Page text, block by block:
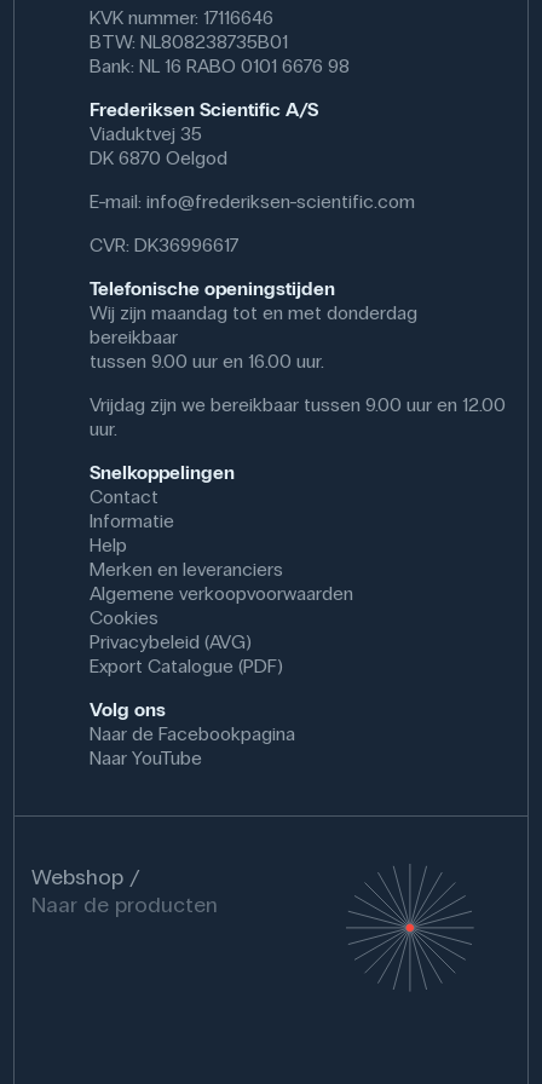
krimpt als hij wordt gewassen. Dit maakt de labjas zowel
praktisch als duurzaam voor dagelijks gebruik in
verschillende professionele omgevingen.
Specificaties
Kleur: Wit
Materiaal: Katoen
KVK nummer: 17116646
BTW: NL808238735B01
Bank: NL 16 RABO 0101 6676 98
Frederiksen Scientific A/S
Viaduktvej 35
DK 6870 Oelgod
E-mail:info@frederiksen-scientific.com
CVR: DK36996617
Telefonische openingstijden
Wij zijn maandag tot en met donderdag
bereikbaar
tussen 9.00 uur en 16.00 uur.
Vrijdag zijn we bereikbaar tussen 9.00 uur en 12.00
uur.
Snelkoppelingen
Contact
Informatie
Help
Merken en leveranciers
Algemene verkoopvoorwaarden
Cookies
Privacybeleid (AVG)
Export Catalogue (PDF)
Volg ons
Naar de Facebookpagina
Naar YouTube
Webshop
Naar de producten